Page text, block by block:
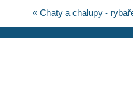
« Chaty a chalupy -